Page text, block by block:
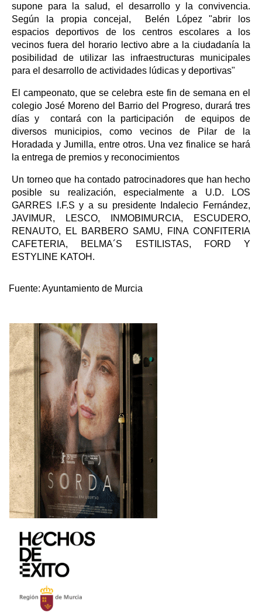
supone para la salud, el desarrollo y la convivencia.
Según la propia concejal, Belén López "abrir los
espacios deportivos de los centros escolares a los
vecinos fuera del horario lectivo abre a la ciudadanía la
posibilidad de utilizar las infraestructuras municipales
para el desarrollo de actividades lúdicas y deportivas"
El campeonato, que se celebra este fin de semana en el
colegio José Moreno del Barrio del Progreso, durará tres
días y contará con la participación de equipos de
diversos municipios, como vecinos de Pilar de la
Horadada y Jumilla, entre otros. Una vez finalice se hará
la entrega de premios y reconocimientos
Un torneo que ha contado patrocinadores que han hecho
posible su realización, especialmente a U.D. LOS
GARRES I.F.S y a su presidente Indalecio Fernández,
JAVIMUR, LESCO, INMOBIMURCIA, ESCUDERO,
RENAUTO, EL BARBERO SAMU, FINA CONFITERIA
CAFETERIA, BELMA´S ESTILISTAS, FORD Y
ESTYLINE KATOH.
Fuente: Ayuntamiento de Murcia